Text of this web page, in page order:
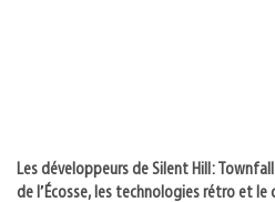
Les développeurs de Silent Hill:
de l’Écosse, les technologies rétro et